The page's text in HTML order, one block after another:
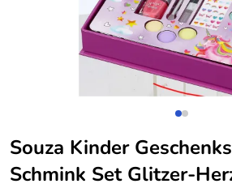
Souza Kinder
Schmink Set Glitzer-